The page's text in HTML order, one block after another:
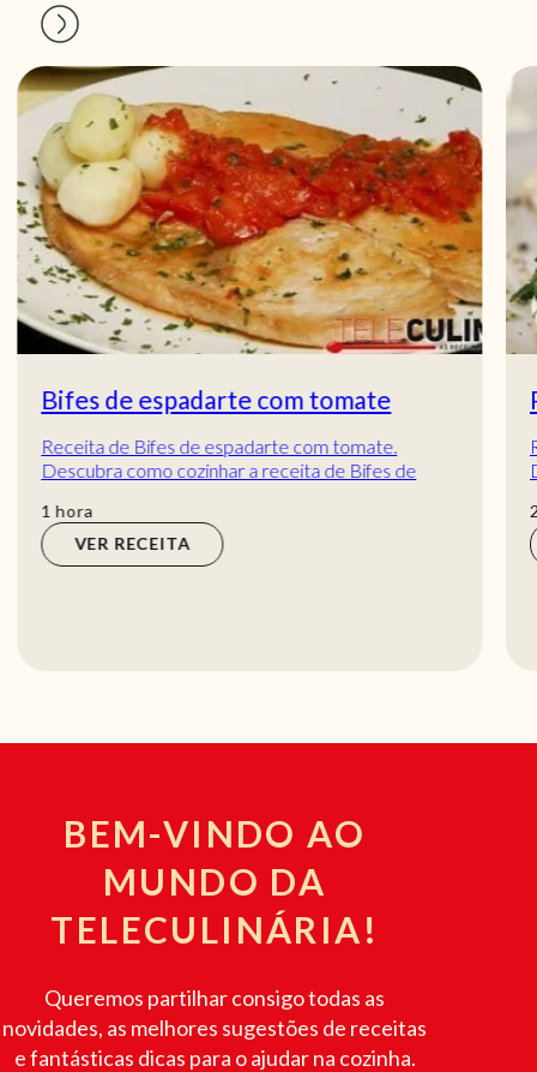
Pargo recheado com espinafres
Receita de Pargo recheado com espinafres.
Descubra como cozinhar a receita de Pargo
deliciosa c...
2horas
horas
VER RECEITA
BEM-VINDO AO
MUNDO DA
TELECULINÁRIA!
Queremos partilhar consigo todas as
novidades, as melhores sugestões de receitas
e fantásticas dicas para o ajudar na cozinha.